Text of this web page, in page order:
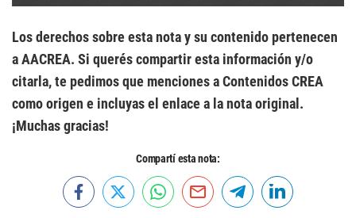
Los derechos sobre esta nota y su contenido pertenecen
a AACREA. Si querés compartir esta información y/o
citarla, te pedimos que menciones a Contenidos CREA
como origen e incluyas el enlace a la nota original.
¡Muchas gracias!
Compartí esta nota: